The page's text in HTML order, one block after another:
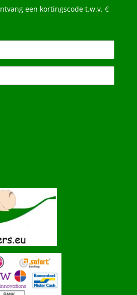
een kortingscode t.w.v. €